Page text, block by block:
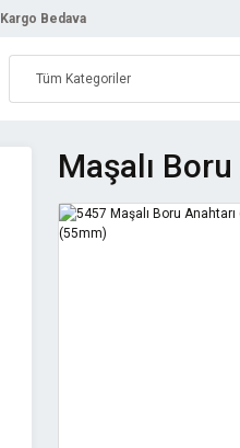
Bedava
Maşalı